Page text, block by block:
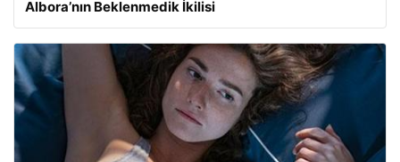
Albora’nın Beklenmedik İkilisi